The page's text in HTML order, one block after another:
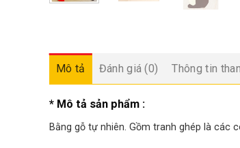
Mô tả Đánh giá (0) Thông tin
* Mô tả sản phẩm :
Bằng gỗ tự nhiên. Gồm tranh ghép là các